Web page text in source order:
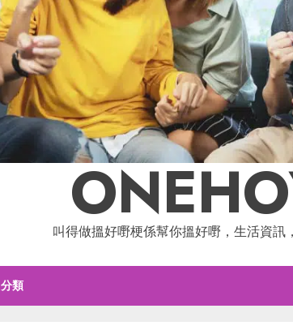
叫得做搵好嘢梗係幫你搵好嘢，生活資
分類